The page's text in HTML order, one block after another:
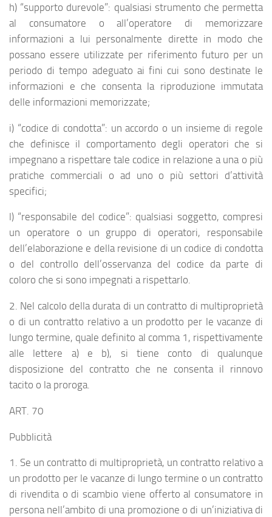
h) “supporto durevole”: qualsiasi strumento che permetta
al consumatore o all’operatore di memorizzare
informazioni a lui personalmente dirette in modo che
possano essere utilizzate per riferimento futuro per un
periodo di tempo adeguato ai fini cui sono destinate le
informazioni e che consenta la riproduzione immutata
delle informazioni memorizzate;
i) “codice di condotta”: un accordo o un insieme di regole
che definisce il comportamento degli operatori che si
impegnano a rispettare tale codice in relazione a una o più
pratiche commerciali o ad uno o più settori d’attività
specifici;
l) “responsabile del codice”: qualsiasi soggetto, compresi
un operatore o un gruppo di operatori, responsabile
dell’elaborazione e della revisione di un codice di condotta
o del controllo dell’osservanza del codice da parte di
coloro che si sono impegnati a rispettarlo.
2. Nel calcolo della durata di un contratto di multiproprietà
o di un contratto relativo a un prodotto per le vacanze di
lungo termine, quale definito al comma 1, rispettivamente
alle lettere a) e b), si tiene conto di qualunque
disposizione del contratto che ne consenta il rinnovo
tacito o la proroga.
ART. 70
Pubblicità
1. Se un contratto di multiproprietà, un contratto relativo a
un prodotto per le vacanze di lungo termine o un contratto
di rivendita o di scambio viene offerto al consumatore in
persona nell’ambito di una promozione o di un’iniziativa di